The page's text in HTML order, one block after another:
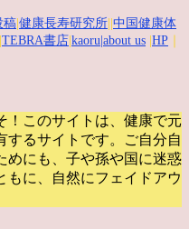
稿 健康長寿研究所 中国健康体
TEBRA書店 kaoru |about us HP
！このサイトは、健康で元
るサイトです。
ご自分自
めにも、子や孫や国に迷惑
もに、自然にフェイドアウ